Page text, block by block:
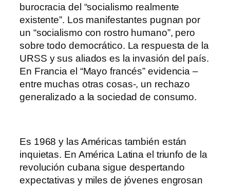
burocracia del “socialismo realmente
existente”. Los manifestantes pugnan por
un “socialismo con rostro humano”, pero
sobre todo democrático. La respuesta de la
URSS y sus aliados es la invasión del país.
En Francia el “Mayo francés” evidencia –
entre muchas otras cosas-, un rechazo
generalizado a la sociedad de consumo.
Es 1968 y las Américas también están
inquietas. En América Latina el triunfo de la
revolución cubana sigue despertando
expectativas y miles de jóvenes engrosan